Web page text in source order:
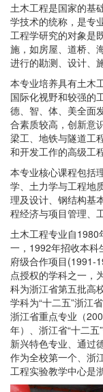
土木工程是国家的基
学技术的统称，是专
工程学研究的对象是
施，如房屋、道桥、
进行的勘测、设计、
本专业培养具有土木
国际化视野和较强的
德、智、体、美全面
合素质较高，创新意
梁工、地铁与隧道工
和开发工作的高级工
本专业核心课程包括
学、土力学与工程地
理及设计、钢结构基
程经济与项目管理、
土木工程专业自1980
一，1992年招收本科
府级合作项目(1991-
点授权的学科之一，
科为浙江省第五批高
学科为“十二五”浙江
浙江省重点专业（
年）、浙江省“十二
新兴特色专业、通过
作为全校第一个、浙
工程实验教学中心是